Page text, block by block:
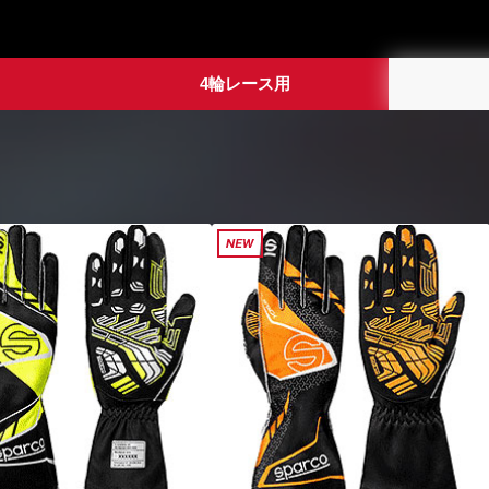
4輪レース用